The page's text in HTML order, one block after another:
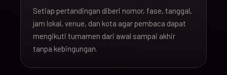
Setiap pertandingan diberi nomor, fase, tanggal,
jam lokal, venue, dan kota agar pembaca dapat
mengikuti turnamen dari awal sampai akhir
tanpa kebingungan.